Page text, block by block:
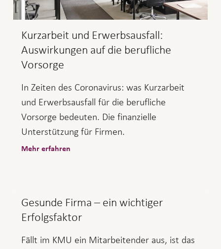
Kurzarbeit und Erwerbsausfall:
Auswirkungen auf die berufliche
Vorsorge
In Zeiten des Coronavirus: was Kurzarbeit
und Erwerbsausfall für die berufliche
Vorsorge bedeuten. Die finanzielle
Unterstützung für Firmen.
Mehr erfahren
Gesunde Firma – ein wichtiger
Erfolgsfaktor
Fällt im KMU ein Mitarbeitender aus, ist das